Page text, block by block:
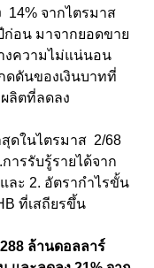
14% จากไตรมาส
ก่อน มาจากยอดขาย
งความไม่แน่นอน
ดดันของเงินบาทที่
ลิตที่ลดลง
สุดในไตรมาส 2/68
ารรับรู้รายได้จาก
ละ 2. อัตรากำไรขั้น
ที่เสถียรขึ้น
ล้านดอลลาร์